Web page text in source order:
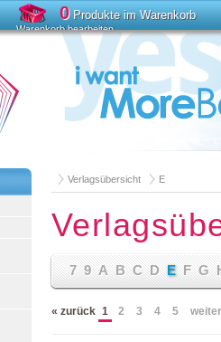
Verlagsübersicht E
7 9 A B C D E F G
« zurück 1 2 3 4 5
0Produkte im Warenkorb
Warenkorb bearbeiten